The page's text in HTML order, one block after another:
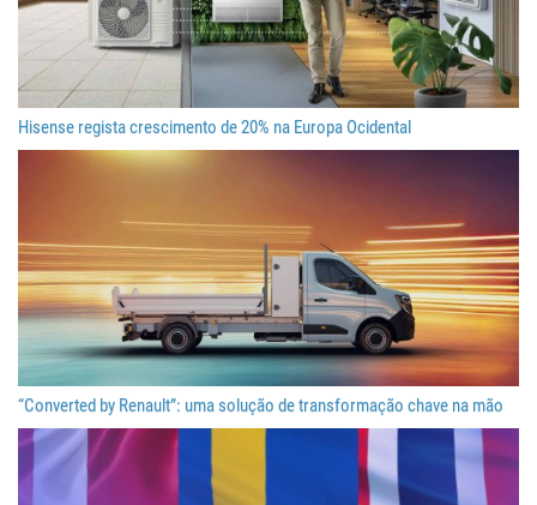
Hisense regista crescimento de 20% na Europa Ocidental
“Converted by Renault”: uma solução de transformação chave na mão